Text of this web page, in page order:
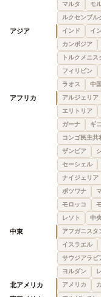
マルタ
モ
ルクセンブル
アジア インド イ
カンボジア
トルクメニス
フィリピン
ラオス
中国
アフリカ アルジェリア
エリトリア
ガーナ
ギ
コンゴ民主共
ザンビア
セーシェル
ナイジェリア
ボツワナ
モロッコ
レソト
中
中東 アフガニスタ
イスラエル
サウジアラビ
ヨルダン
北アメリカ アメリカ